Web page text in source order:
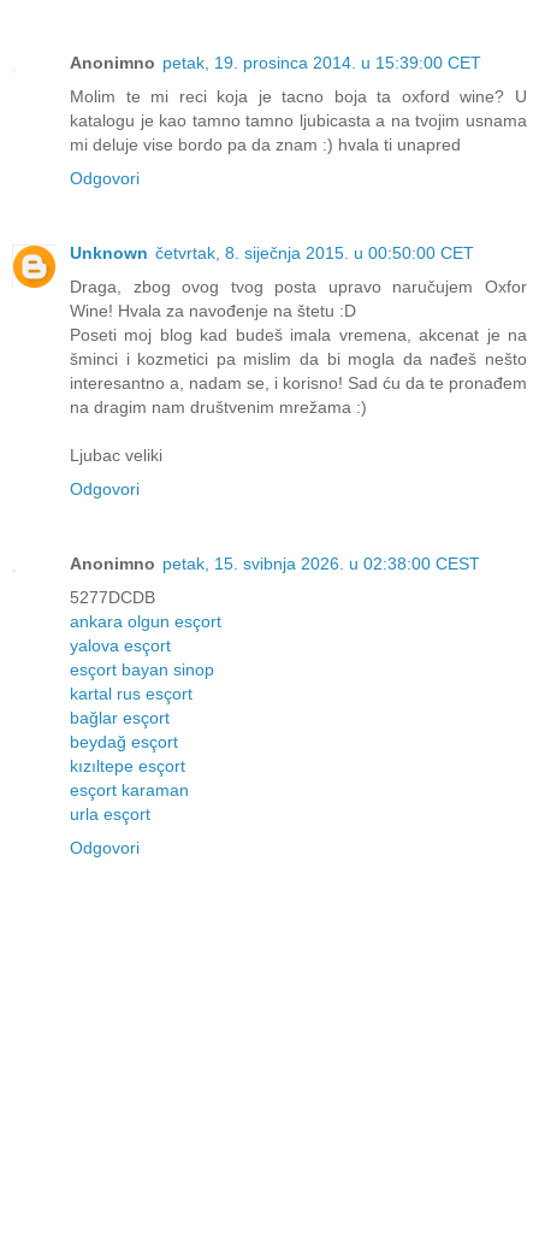
Anonimno petak, 19. prosinca 2014. u 15:39:00 CET
Molim te mi reci koja je tacno boja ta oxford wine? U
katalogu je kao tamno tamno ljubicasta a na tvojim usnama
mi deluje vise bordo pa da znam :) hvala ti unapred
Odgovori
Unknown četvrtak, 8. siječnja 2015. u 00:50:00 CET
Draga, zbog ovog tvog posta upravo naručujem Oxfor
Wine! Hvala za navođenje na štetu :D
Poseti moj blog kad budeš imala vremena, akcenat je na
šminci i kozmetici pa mislim da bi mogla da nađeš nešto
interesantno a, nadam se, i korisno! Sad ću da te pronađem
na dragim nam društvenim mrežama :)
Ljubac veliki
Odgovori
Anonimno petak, 15. svibnja 2026. u 02:38:00 CEST
5277DCDB
ankara olgun esçort
yalova esçort
esçort bayan sinop
kartal rus esçort
bağlar esçort
beydağ esçort
kızıltepe esçort
esçort karaman
urla esçort
Odgovori